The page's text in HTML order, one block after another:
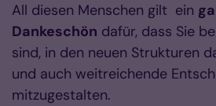
All diesen Menschen gilt ein
Dankeschön dafür, dass Sie
sind, in den neuen Strukturen
und auch weitreichende
mitzugestalten.